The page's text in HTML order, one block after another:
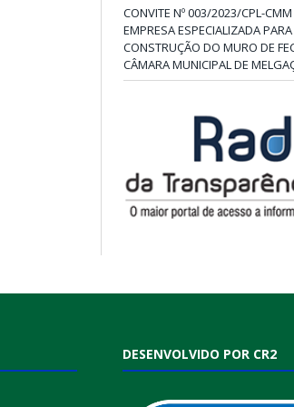
CONVITE Nº 003/2023/CPL-
EMPRESA ESPECIALIZADA
CONSTRUÇÃO DO MURO DE
CÂMARA MUNICIPAL DE
DESENVOLVIDO POR CR2